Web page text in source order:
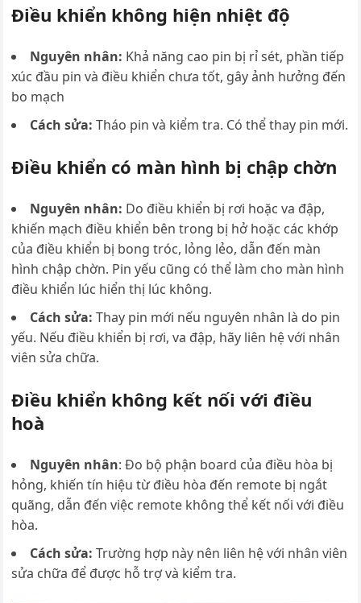
Điều khiển không hiện nhiệt độ
Nguyên nhân: Khả năng cao pin bị rỉ sét, phần tiếp
xúc đầu pin và điều khiển chưa tốt, gây ảnh hưởng đến
bo mạch
Cách sửa: Tháo pin và kiểm tra. Có thể thay pin mới.
Điều khiển có màn hình bị chập chờn
Nguyên nhân: Do điều khiển bị rơi hoặc va đập,
khiến mạch điều khiển bên trong bị hở hoặc các khớp
của điều khiển bị bong tróc, lỏng lẻo, dẫn đến màn
hình chập chờn. Pin yếu cũng có thể làm cho màn hình
điều khiển lúc hiển thị lúc không.
Cách sửa: Thay pin mới nếu nguyên nhân là do pin
yếu. Nếu điều khiển bị rơi, va đập, hãy liên hệ với nhân
viên sửa chữa.
Điều khiển không kết nối với điều
hoà
Nguyên nhân: Đo bộ phận board của điều hòa bị
hỏng, khiến tín hiệu từ điều hòa đến remote bị ngắt
quãng, dẫn đến việc remote không thể kết nối với điều
hòa.
Cách sửa: Trường hợp này nên liên hệ với nhân viên
sửa chữa để được hỗ trợ và kiểm tra.